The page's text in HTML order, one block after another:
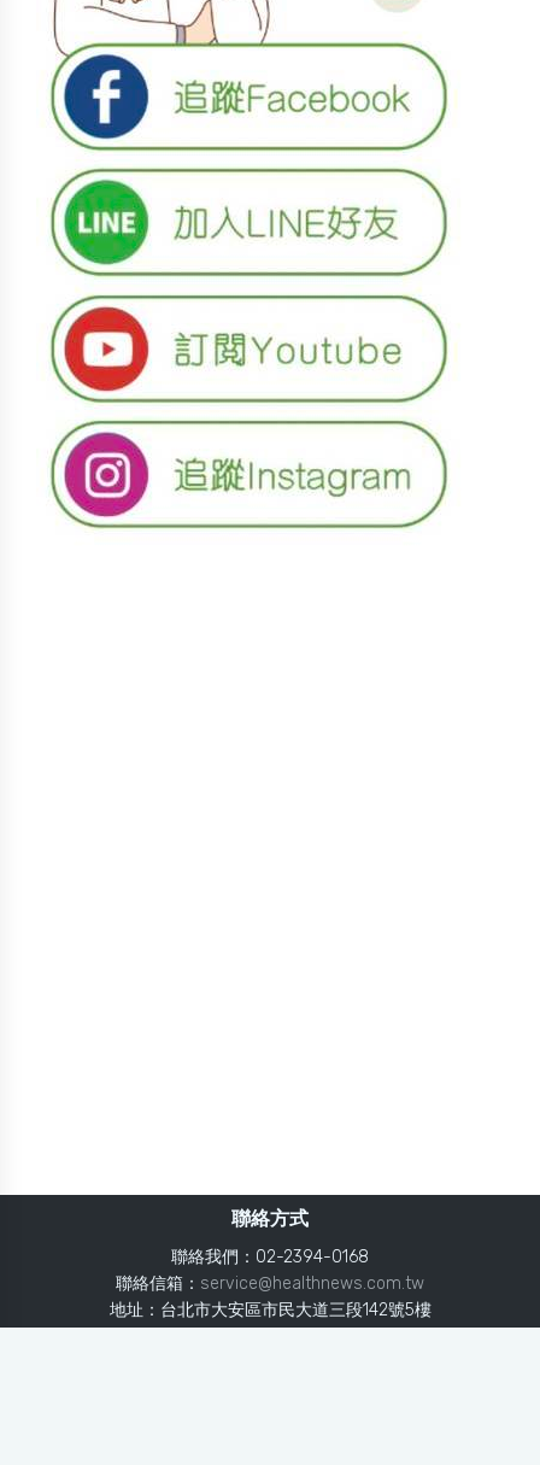
聯絡方式
聯絡我們：02-2394-0168
聯絡信箱： service@healthnews.com.tw
地址：台北市大安區市民大道三段142號5樓